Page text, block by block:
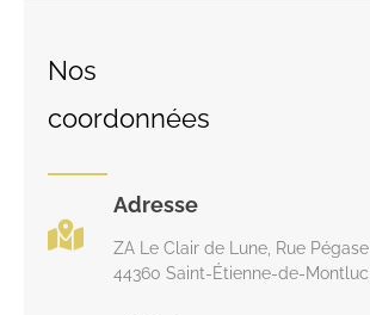
Nos
coordonnées
Adresse
ZA Le Clair de Lune, Rue Pégase
44360 Saint-Étienne-de-Montluc